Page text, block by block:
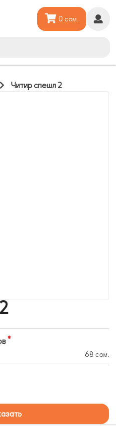
0 сом.
Читир спешл 2
68 сом.